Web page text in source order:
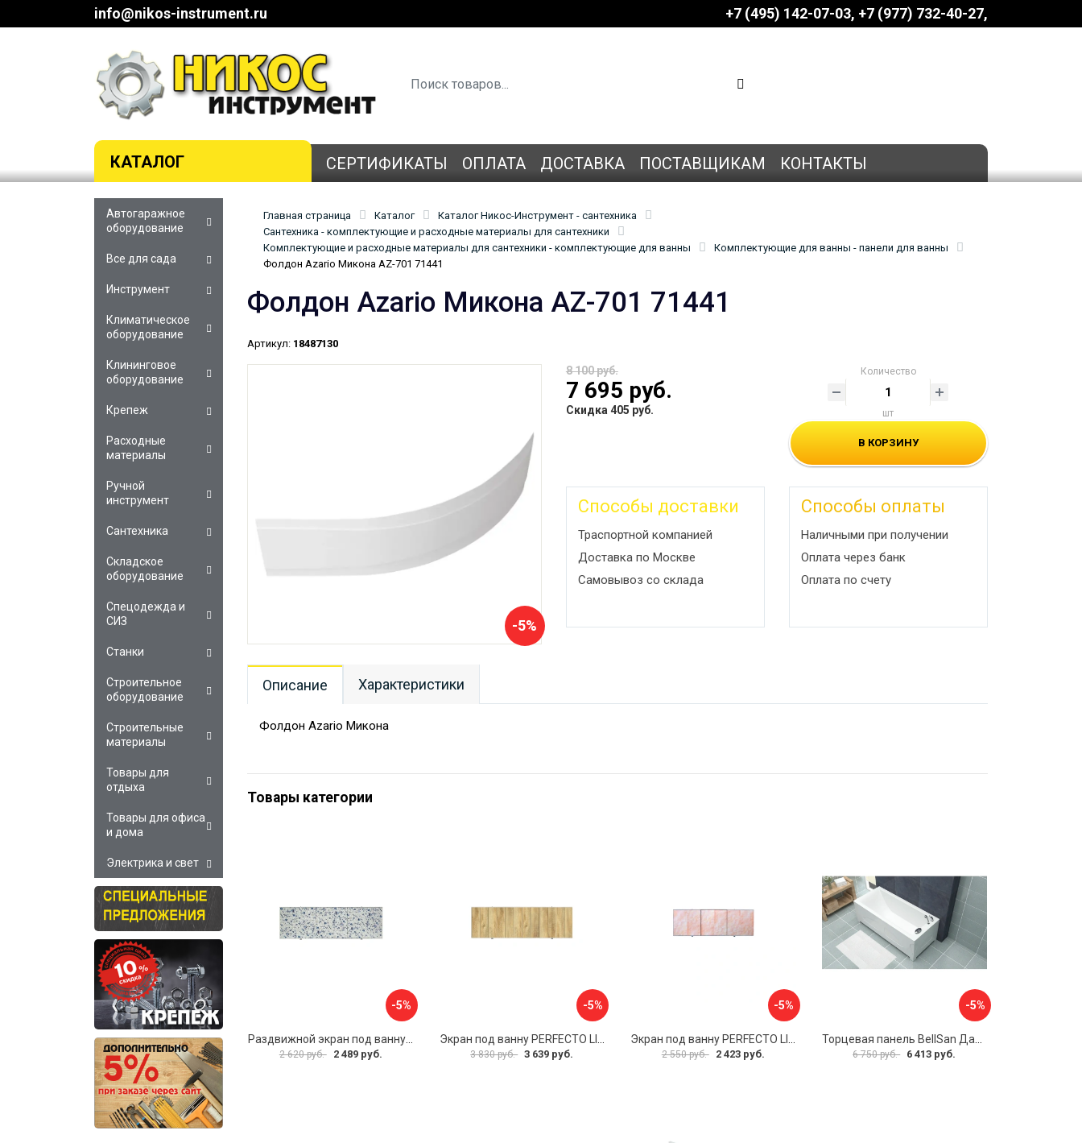
info@nikos-instrument.ru +7 (495) 142-07-03 ‎‎+7 (977) 732-40-27
КАТАЛОГ СЕРТИФИКАТЫ ОПЛАТА ДОСТАВКА ПОСТАВЩИКАМ КОНТАКТЫ
Главная страница Каталог
Каталог Никос-Инструмент - сантехника
Сантехника - комплектующие и расходные материалы для сантехники
Комплектующие и расходные материалы для сантехники - комплектующие для ванны
Комплектующие для ванны - панели для ванны
Фолдон Azario Микона AZ-701 71441
Фолдон Azario Микона AZ-701 71441
Артикул: 18487130
-5%
8 100 руб.
7 695 руб.
Скидка 405 руб.
Количество
шт
В КОРЗИНУ
Способы доставки
Траспортной компанией
Доставка по Москве
Самовывоз со склада
Способы оплаты
Наличными при получении
Оплата через банк
Оплата по счету
Описание Характеристики
Фолдон Azario Микона
Товары категории
-5%
2 620 руб. 2 489 руб.
-5%
3 830 руб. 3 639 руб.
-5%
2 550 руб. 2 423 руб.
-5%
6 750 руб. 6 413 руб.
Автогаражное
оборудование
Все для сада
Инструмент
Климатическое
оборудование
Клининговое
оборудование
Крепеж
Расходные
материалы
Ручной
инструмент
Сантехника
Складское
оборудование
Спецодежда и
СИЗ
Станки
Строительное
оборудование
Строительные
материалы
Товары для
отдыха
Товары для офиса
и дома
Электрика и свет